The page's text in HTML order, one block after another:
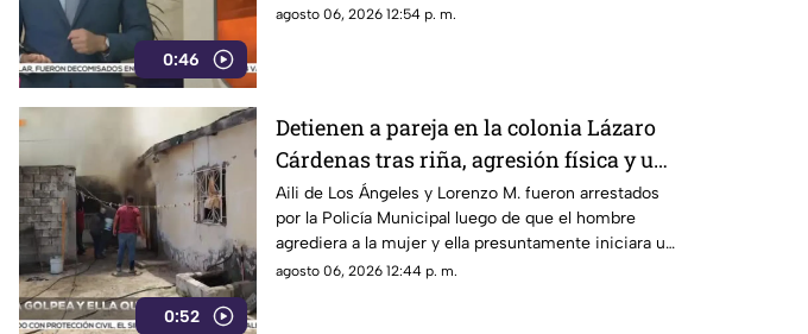
0:46
fugas de gas.
agosto 06, 2026 12:54 p. m.
0:52
Detienen a pareja en la colonia Lázaro
Cárdenas tras riña, agresión física y un
incendio
Aili de Los Ángeles y Lorenzo M. fueron arrestados
por la Policía Municipal luego de que el hombre
agrediera a la mujer y ella presuntamente iniciara un
fuego durante la disputa.
agosto 06, 2026 12:44 p. m.